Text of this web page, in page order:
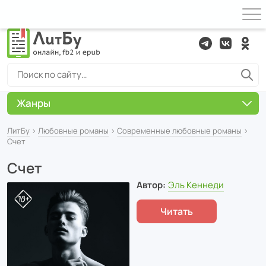
ЛитБу › Любовные романы › Современные любовные романы ›
Счет
Счет
Автор: Эль Кеннеди
Читать
Жанры